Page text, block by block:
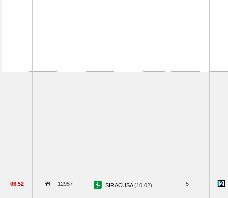
06.52 12957 SIRACUSA(10.02) 5